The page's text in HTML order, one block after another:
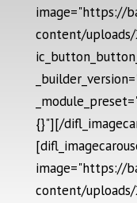
image="https://
content/
{}"][/
image="https://
content/